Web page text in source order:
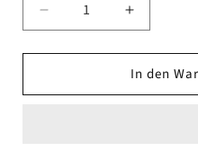
Verringere
die
Menge
N.B.C
Erhöhe
die
Menge
für
N.B.C
In den